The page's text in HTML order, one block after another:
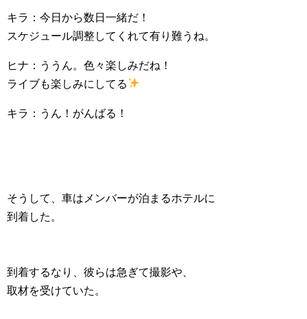
キラ：今日から数日一緒だ！
スケジュール調整してくれて有り難うね。
ヒナ：ううん。色々楽しみだね！
ライブも楽しみにしてる
キラ：うん！がんばる！
そうして、車はメンバーが泊まるホテルに
到着した。
到着するなり、彼らは急ぎて撮影や、
取材を受けていた。